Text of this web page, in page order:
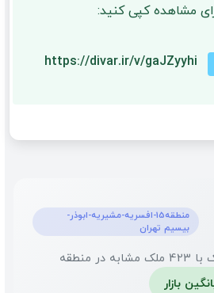
مشاهده کپی کنید:
https://divar.ir/v/gaJZyyhi
منطقه15-افسریه-مشیریه-ابوذر-
بیسیم تهران
بازار